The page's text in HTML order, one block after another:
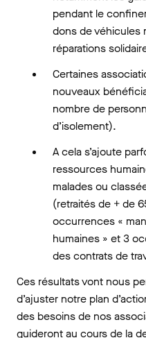
pendant le
dons de véhicules
réparations
Certaines
nouveaux
nombre de
d’isolement).
A cela s’ajoute
ressources
malades ou
(retraités de + de
occurrences «
humaines » et 3
des contrats de
Ces résultats vont nous
d’ajuster notre plan
des besoins de nos
guideront au cours de la